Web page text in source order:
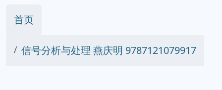
首页
信号分析与处理 燕庆明 9787121079917